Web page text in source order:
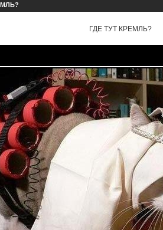
ГДЕ ТУТ КРЕМЛЬ?